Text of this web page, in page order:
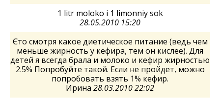
1 litr moloko i 1 limonniy sok
28.05.2010 15:20
Єто смотря какое диетическое питание (ведь чем
меньше жирность у кефира, тем он кислее). Для
детей я всегда брала и молоко и кефир жирностью
2.5% Попробуйте такой. Если не пройдет, можно
попробовать взять 1% кефир.
Ирина 28.03.2010 22:02